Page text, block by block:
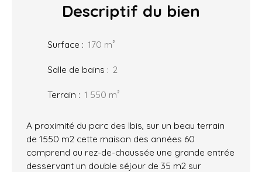
Descriptif du bien
Surface : 170 m²
Salle de bains : 2
Terrain : 1 550 m²
A proximité du parc des Ibis, sur un beau terrain
de 1550 m2 cette maison des années 60
comprend au rez-de-chaussée une grande entrée
desservant un double séjour de 35 m2 sur